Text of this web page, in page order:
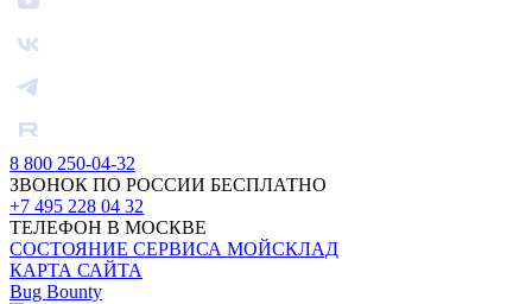
8 800 250-04-32
ЗВОНОК ПО РОССИИ БЕСПЛАТНО
+7 495 228 04 32
ТЕЛЕФОН В МОСКВЕ
СОСТОЯНИЕ СЕРВИСА МОЙСКЛАД
КАРТА САЙТА
Bug Bounty